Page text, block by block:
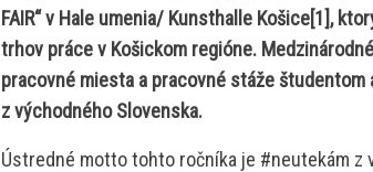
FAIR“ v Hale umenia/ Kunsthalle Košice[1],
trhov práce v Košickom regióne.
pracovné miesta a pracovné stáže
z východného Slovenska.
Ústredné motto tohto ročníka je #neutekám z